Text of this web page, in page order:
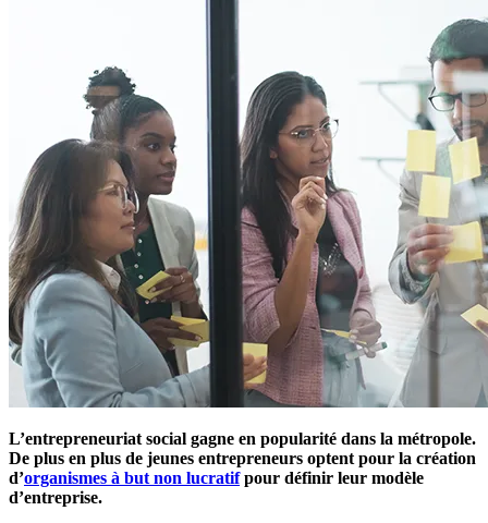
L’entrepreneuriat social gagne en popularité dans la métropole.
De plus en plus de jeunes entrepreneurs optent pour la création
d’organismes à but non lucratifpour définir leur modèle
d’entreprise.